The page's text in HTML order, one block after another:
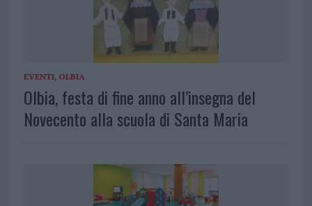
EVENTI, OLBIA
Olbia, festa di fine anno all’insegna del
Novecento alla scuola di Santa Maria